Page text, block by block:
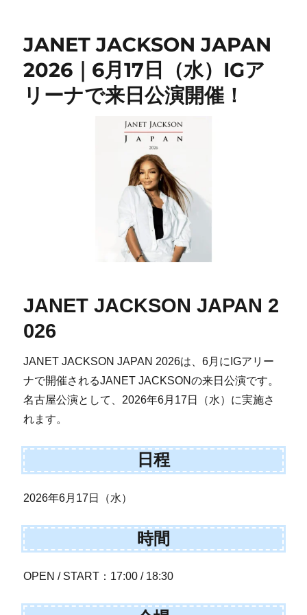
JANET JACKSON JAPAN
2026｜6月17日（水）IGア
リーナで来日公演開催！
JANET JACKSON JAPAN 2
026
JANET JACKSON JAPAN 2026は、6月にIGアリー
ナで開催されるJANET JACKSONの来日公演です。
名古屋公演として、2026年6月17日（水）に実施さ
れます。
日程
2026年6月17日（水）
時間
OPEN / START：17:00 / 18:30